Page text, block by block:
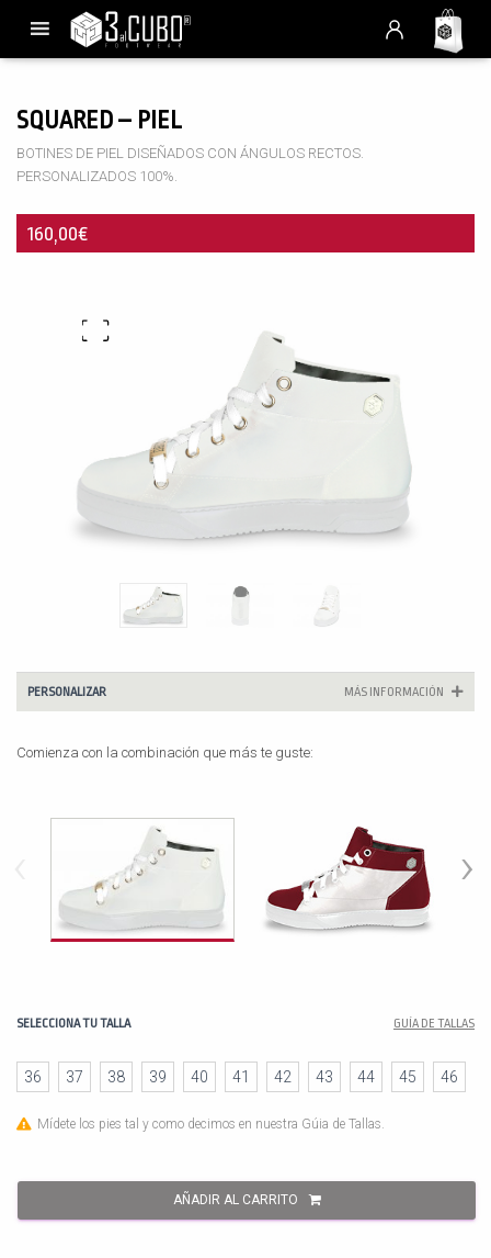
SQUARED – PIEL
BOTINES DE PIEL DISEÑADOS CON ÁNGULOS RECTOS.
PERSONALIZADOS 100%.
160,00€
PERSONALIZAR MÁS INFORMACIÓN
Comienza con la combinación que más te guste:
›
SELECCIONA TU TALLA GUÍA DE TALLAS
36 37 38 39 40 41 42 43 44 45 46
Mídete los pies tal y como decimos en nuestra Gúia de Tallas.
AÑADIR AL CARRITO